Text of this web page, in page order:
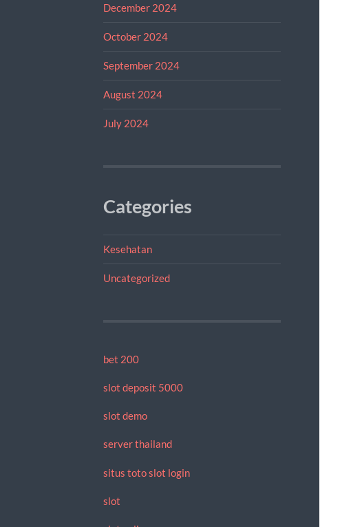
December 2024
October 2024
September 2024
August 2024
July 2024
Categories
Kesehatan
Uncategorized
bet 200
slot deposit 5000
slot demo
server thailand
situs toto slot login
slot